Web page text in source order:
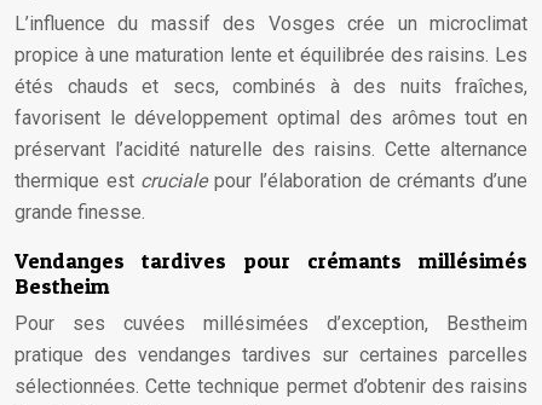
L’influence du massif des Vosges crée un microclimat
propice à une maturation lente et équilibrée des raisins. Les
étés chauds et secs, combinés à des nuits fraîches,
favorisent le développement optimal des arômes tout en
préservant l’acidité naturelle des raisins. Cette alternance
thermique est crucialepour l’élaboration de crémants d’une
grande finesse.
Vendanges tardives pour crémants millésimés
Bestheim
Pour ses cuvées millésimées d’exception, Bestheim
pratique des vendanges tardives sur certaines parcelles
sélectionnées. Cette technique permet d’obtenir des raisins